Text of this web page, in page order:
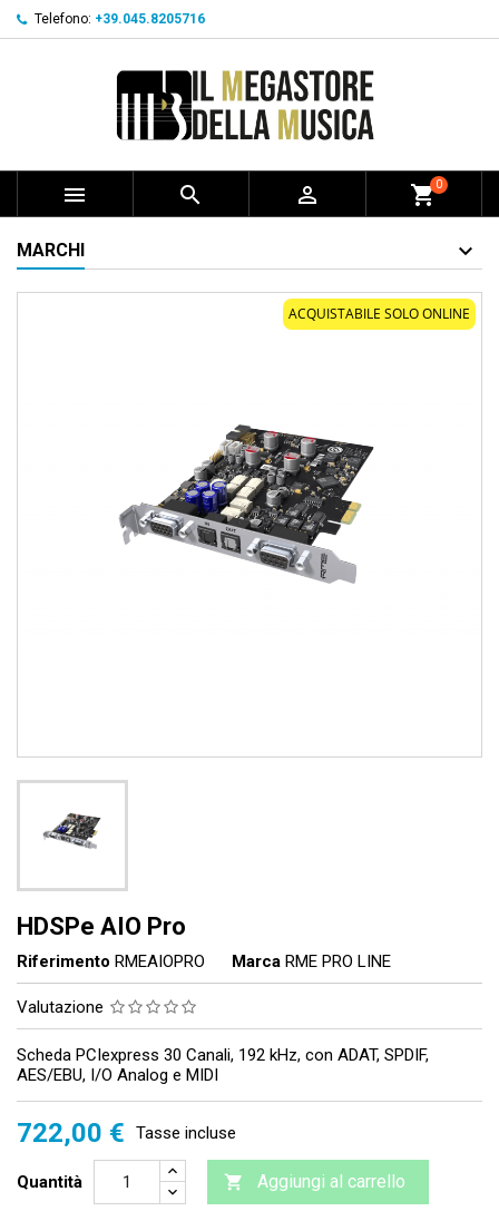
Telefono: +39.045.8205716
   shopping_cart0
MARCHI
ACQUISTABILE SOLO ONLINE
HDSPe AIO Pro
Riferimento RMEAIOPRO Marca RME PRO LINE
Valutazione
Scheda PCIexpress 30 Canali, 192 kHz, con ADAT, SPDIF,
AES/EBU, I/O Analog e MIDI
722,00 € Tasse incluse
Quantità  Aggiungi al carrello